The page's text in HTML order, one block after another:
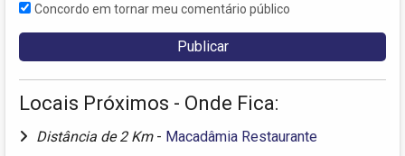
Concordo em tornar meu comentário público
Locais Próximos - Onde Fica:
Distância de 2 Km - Macadâmia Restaurante